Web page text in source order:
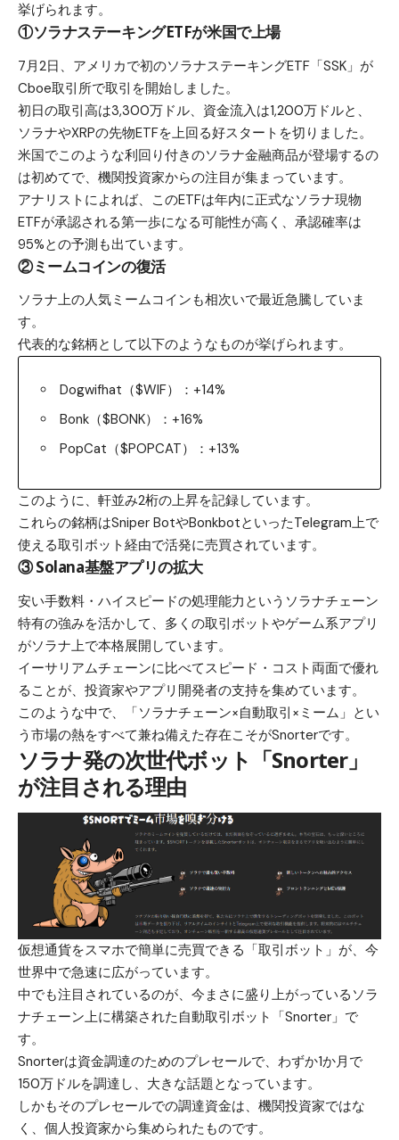
挙げられます。
①ソラナステーキングETFが米国で上場
7月2日、アメリカで初のソラナステーキングETF「SSK」が
Cboe取引所で取引を開始しました。
初日の取引高は3,300万ドル、資金流入は1,200万ドルと、
ソラナやXRPの先物ETFを上回る好スタートを切りました。
米国でこのような利回り付きのソラナ金融商品が登場するの
は初めてで、機関投資家からの注目が集まっています。
アナリストによれば、このETFは年内に正式なソラナ現物
ETFが承認される第一歩になる可能性が高く、承認確率は
95%との予測も出ています。
②ミームコインの復活
ソラナ上の人気ミームコインも相次いで最近急騰していま
す。
代表的な銘柄として以下のようなものが挙げられます。
Dogwifhat（$WIF）：+14%
Bonk（$BONK）：+16%
PopCat（$POPCAT）：+13%
このように、軒並み2桁の上昇を記録しています。
これらの銘柄はSniper BotやBonkbotといったTelegram上で
使える取引ボット経由で活発に売買されています。
③ Solana基盤アプリの拡大
安い手数料・ハイスピードの処理能力というソラナチェーン
特有の強みを活かして、多くの取引ボットやゲーム系アプリ
がソラナ上で本格展開しています。
イーサリアムチェーンに比べてスピード・コスト両面で優れ
ることが、投資家やアプリ開発者の支持を集めています。
このような中で、「ソラナチェーン×自動取引×ミーム」とい
う市場の熱をすべて兼ね備えた存在こそがSnorterです。
ソラナ発の次世代ボット「Snorter」
が注目される理由
仮想通貨をスマホで簡単に売買できる「取引ボット 」が、今
世界中で急速に広がっています。
中でも注目されているのが、今まさに盛り上がっているソラ
ナチェーン上に構築された自動取引ボット「Snorter 」で
す。
Snorterは資金調達のためのプレセールで、わずか1か月で
150万ドルを調達し、大きな話題となっています。
しかもそのプレセールでの調達資金は、機関投資家ではな
く、個人投資家から集められたものです。